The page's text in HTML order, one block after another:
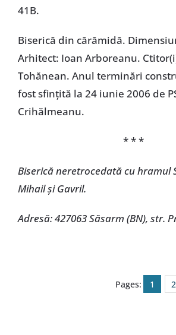
41B.
Biserică din cărămidă.
Arhitect: Ioan Arboreanu.
Tohănean. Anul terminări
fost sfinţită la 24 iunie 2006 de
Crihălmeanu.
* * *
Biserică neretrocedată cu hramul
Mihail și Gavril.
Adresă: 427063 Săsarm (BN), str.
Pages: 1 2